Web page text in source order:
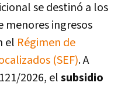
se destinó a los
menores ingresos
el Régimen de
(SEF). A
2026, elsubsidio